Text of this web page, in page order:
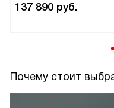
137 890 руб.
Почему стоит